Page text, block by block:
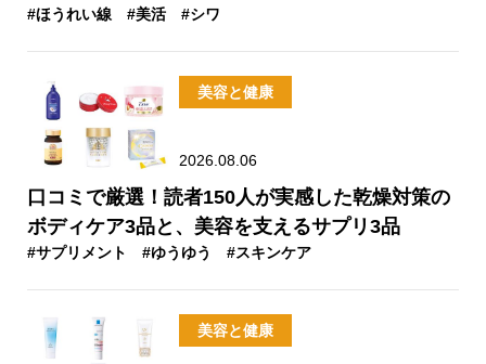
#ほうれい線 #美活 #シワ
美容と健康
2026.08.06
口コミで厳選！読者150人が実感した乾燥対策の
ボディケア3品と、美容を支えるサプリ3品
#サプリメント #ゆうゆう #スキンケア
美容と健康